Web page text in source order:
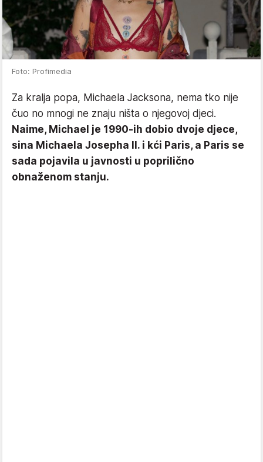
Foto: Profimedia
Za kralja popa, Michaela Jacksona, nema tko nije
čuo no mnogi ne znaju ništa o njegovoj djeci.
Naime, Michael je 1990-ih dobio dvoje djece,
sina Michaela Josepha II. i kći Paris, a Paris se
sada pojavila u javnosti u poprilično
obnaženom stanju.